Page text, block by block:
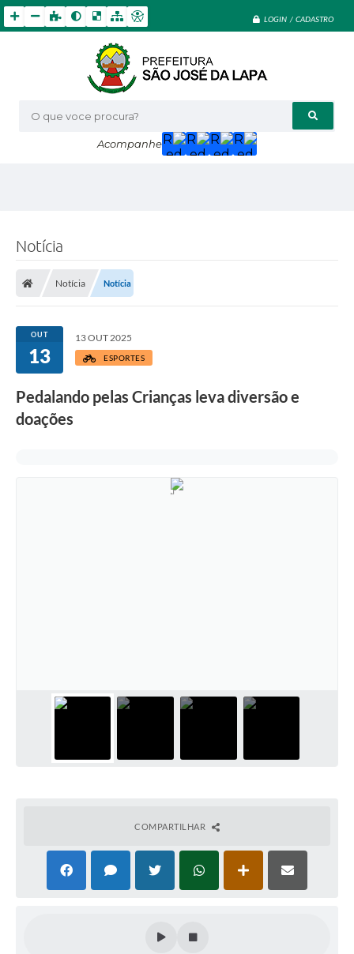
LOGIN / CADASTRO
O que voce procura?
Acompanhe
Notícia
Notícia Notícia
OUT
13
13 OUT 2025
ESPORTES
Pedalando pelas Crianças leva diversão e
doações
COMPARTILHAR